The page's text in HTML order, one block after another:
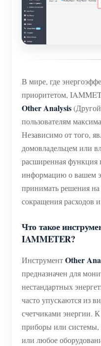
(WEM3050T)
Сервис
Зарядное
Симулятор
Виртуальный
Система
энергии
Монитор
Система
Быстрый
Обучающее
FAQ
Новости
Блог
Сообщество
Программа
Центр
Форум
App Store
Решения
Контакты
О нас
В мире, где
приоритетом,
Other Analysis
пользователям
Независимо от того,
домовладельцем или
расширенная функция
информацию о вашем
принимать решения
сокращения расходов
Что такое
IAMMETER?
ИнструментOther
предназначен для
нестандартных
часто упускаются из
счетчиками энергии.
приборы или системы,
или любое